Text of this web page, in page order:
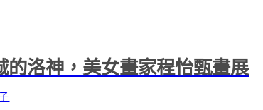
的洛神，美女畫家程怡甄畫展